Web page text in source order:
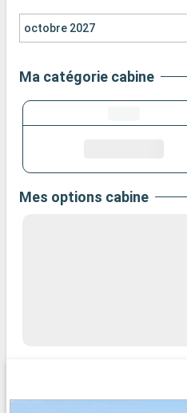
octobre 2027
Ma catégorie cabine
Mes options cabine